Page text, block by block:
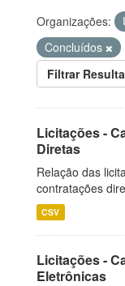
Organizações:
Concluídos
Filtrar
Licitações -
Diretas
Relação das
contratações
CSV
Licitações -
Eletrônicas